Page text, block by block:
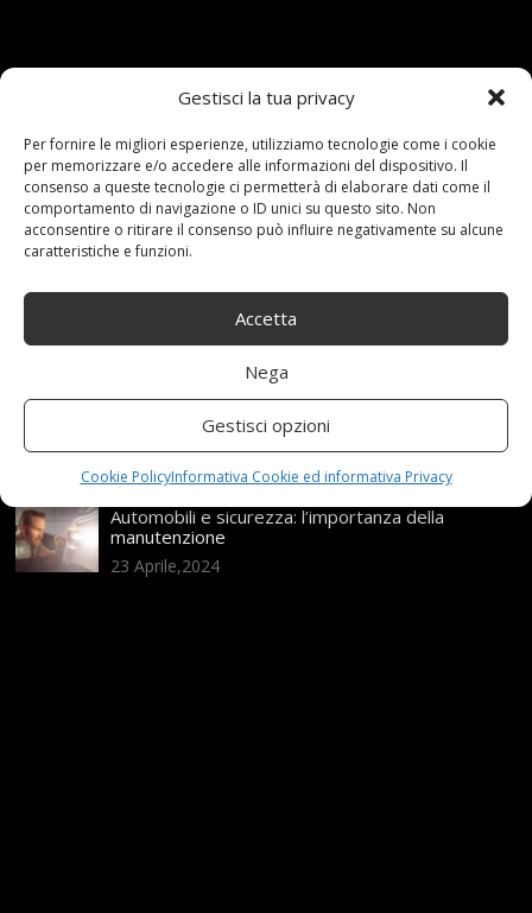
Gestisci la tua privacy
Per fornire le migliori esperienze, utilizziamo tecnologie come i cookie
per memorizzare e/o accedere alle informazioni del dispositivo. Il
consenso a queste tecnologie ci permetterà di elaborare dati come il
comportamento di navigazione o ID unici su questo sito. Non
acconsentire o ritirare il consenso può influire negativamente su alcune
caratteristiche e funzioni.
Accetta
Nega
Gestisci opzioni
Cookie PolicyInformativa Cookie ed informativa Privacy
Articoli recenti
Assicurazione auto e sostituzione lunotto: le cose
da sapere
21 Aprile,2026
Range Rover: un’icona tra i luxury SUV
25 Novembre,2024
Nuova MG ZS Hybrid+: i SUV si fanno ibridi
24 Novembre,2024
Automobili e sicurezza: l’importanza della
manutenzione
23 Aprile,2024